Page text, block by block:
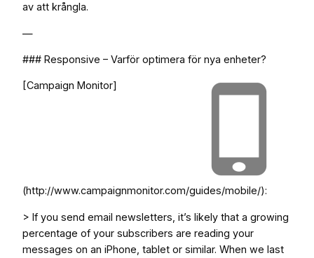
av att krångla.
—
### Responsive – Varför optimera för nya enheter?
[Campaign Monitor]
(http://www.campaignmonitor.com/guides/mobile/):
> If you send email newsletters, it’s likely that a growing
percentage of your subscribers are reading your
messages on an iPhone, tablet or similar. When we last